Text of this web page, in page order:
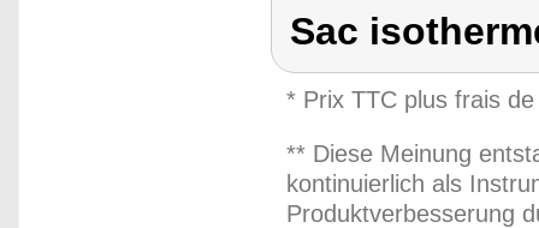
Sac
* Prix TTC plus frais
** Diese Meinung
kontinuierlich als
Produktverbesserung